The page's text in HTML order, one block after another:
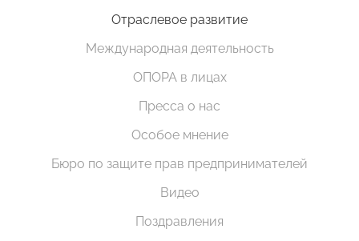
Отраслевое развитие
Международная деятельность
ОПОРА в лицах
Пресса о нас
Особое мнение
Бюро по защите прав предпринимателей
Видео
Поздравления